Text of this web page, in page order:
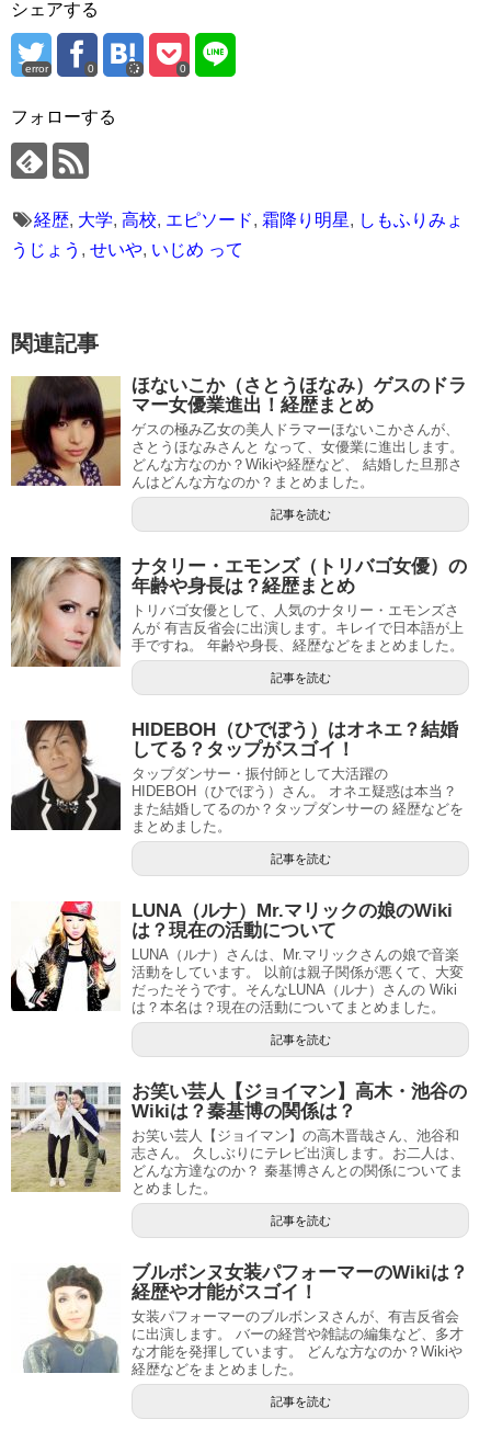
シェアする
error 0 0
フォローする
経歴, 大学, 高校, エピソード, 霜降り明星, しもふりみょ
うじょう , せいや, いじめ って
関連記事
ほないこか（さとうほなみ）ゲスのドラ
マー女優業進出！経歴まとめ
ゲスの極み乙女の美人ドラマーほないこかさんが、
さとうほなみさんと なって、女優業に進出します。
どんな方なのか？Wikiや経歴など、 結婚した旦那さ
んはどんな方なのか？まとめました。
記事を読む
ナタリー・エモンズ（トリバゴ女優）の
年齢や身長は？経歴まとめ
トリバゴ女優として、人気のナタリー・エモンズさ
んが 有吉反省会に出演します。キレイで日本語が上
手ですね。 年齢や身長、経歴などをまとめました。
記事を読む
HIDEBOH（ひでぼう）はオネエ？結婚
してる？タップがスゴイ！
タップダンサー・振付師として大活躍の
HIDEBOH（ひでぼう）さん。 オネエ疑惑は本当？
また結婚してるのか？タップダンサーの 経歴などを
まとめました。
記事を読む
LUNA（ルナ）Mr.マリックの娘のWiki
は？現在の活動について
LUNA（ルナ）さんは、Mr.マリックさんの娘で音楽
活動をしています。 以前は親子関係が悪くて、大変
だったそうです。そんなLUNA（ルナ）さんの Wiki
は？本名は？現在の活動についてまとめました。
記事を読む
お笑い芸人【ジョイマン】高木・池谷の
Wikiは？秦基博の関係は？
お笑い芸人【ジョイマン】の高木晋哉さん、池谷和
志さん。 久しぶりにテレビ出演します。お二人は、
どんな方達なのか？ 秦基博さんとの関係についてま
とめました。
記事を読む
ブルボンヌ女装パフォーマーのWikiは？
経歴や才能がスゴイ！
女装パフォーマーのブルボンヌさんが、有吉反省会
に出演します。 バーの経営や雑誌の編集など、多才
な才能を発揮しています。 どんな方なのか？Wikiや
経歴などをまとめました。
記事を読む